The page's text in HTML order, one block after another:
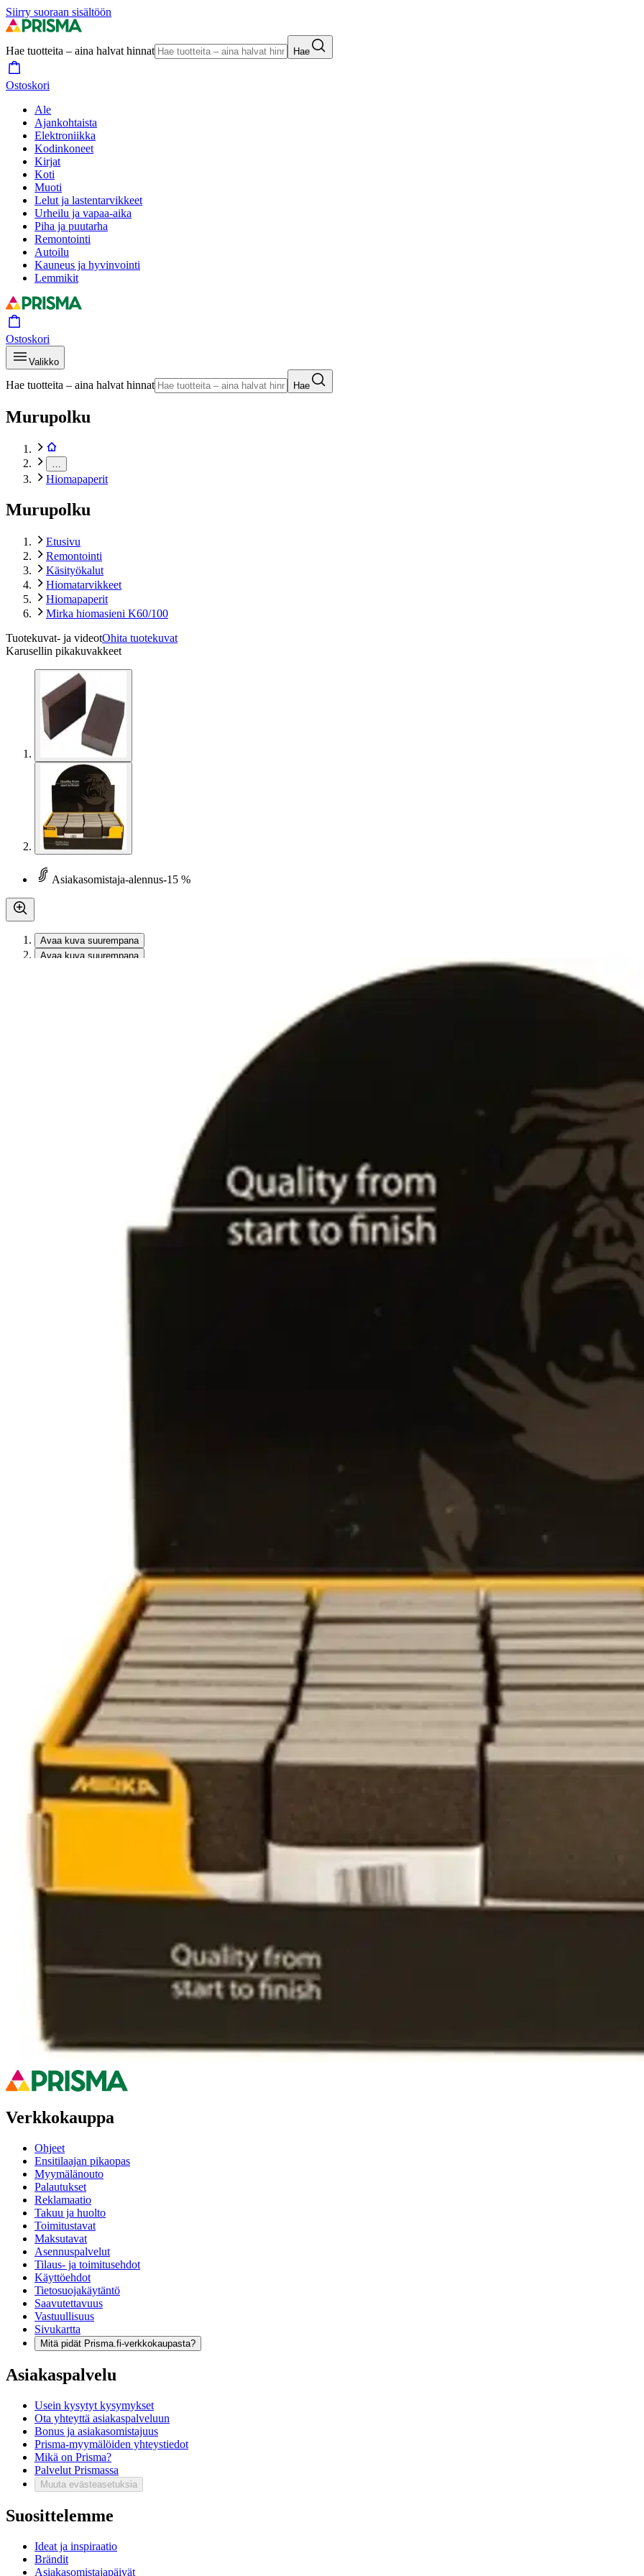
Siirry suoraan sisältöön
Hae tuotteita – aina halvat hinnat Hae
Ostoskori
Ale
Ajankohtaista
Elektroniikka
Kodinkoneet
Kirjat
Koti
Muoti
Lelut ja lastentarvikkeet
Urheilu ja vapaa-aika
Piha ja puutarha
Remontointi
Autoilu
Kauneus ja hyvinvointi
Lemmikit
Ostoskori
Valikko
Hae tuotteita – aina halvat hinnat Hae
Murupolku
Hiomapaperit
Murupolku
Etusivu
Remontointi
Käsityökalut
Hiomatarvikkeet
Hiomapaperit
Mirka hiomasieni K60/100
Tuotekuvat- ja videotOhita tuotekuvat
Karusellin pikakuvakkeet
Asiakasomistaja-alennus-15 %
Avaa kuva suurempana
Avaa kuva suurempana
Ilmainen toimitus yli 100 €:n tilauksille Postin pakettiautomaattiin tai
Etu ei koske Suuri‑lisäpalvelulla toimitettavia tuotteita.
Tarkista myymäläsaatavuus
Tuotekuvaus
Hiomasieni, jossa on kova vaahtomuoviydin ja hiomajyviä sienen jokaisella puolella. Soveltuu erinomaisesti erilaisten pintojen käsittelyyn.
eli karkea/medium. Koko 100 x 70 x 28 mm
Ovatko tuotetiedot riittävät? Jos tuotetiedoissa on puutteita tai niitä voisi muuten parantaa, anna palautetta.
Avautuu uuteen välilehteen
Asiakasomistajalle Bonusta jopa 5 %.*
Verkkokauppa
Ohjeet
Ensitilaajan pikaopas
Myymälänouto
Palautukset
Reklamaatio
Takuu ja huolto
Toimitustavat
Maksutavat
Asennuspalvelut
Tilaus- ja toimitusehdot
Käyttöehdot
Tietosuojakäytäntö
Saavutettavuus
Vastuullisuus
Sivukartta
Mitä pidät Prisma.fi-verkkokaupasta?
Asiakaspalvelu
Usein kysytyt kysymykset
Ota yhteyttä asiakaspalveluun
Bonus ja asiakasomistajuus
Prisma-myymälöiden yhteystiedot
Mikä on Prisma?
Palvelut Prismassa
Muuta evästeasetuksia
Suosittelemme
Ideat ja inspiraatio
Brändit
Asiakasomistajapäivät